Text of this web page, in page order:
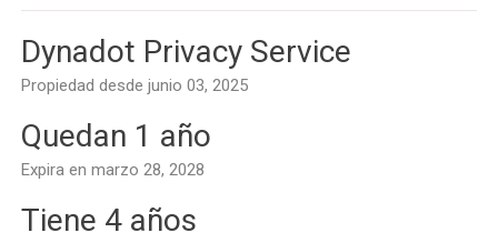
Dynadot Privacy Service
Propiedad desde junio 03, 2025
Quedan 1 año
Expira en marzo 28, 2028
Tiene 4 años